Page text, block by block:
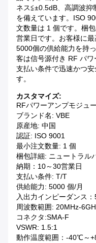
ネス≦±0.5dB、高調波
を備えています。ISO
文数量は 1 個です。梱
営業日です。お客様に
5000個の供給能力を持
客は信号源付き RF パ
支払い条件で迅速かつ
す。
カスタマイズ:
RFパワーアンプモジュ
ブランド名: VBE
原産地: 中国
認証: ISO 9001
最小注文数量: 1 個
梱包詳細: ニュートラル
納期：10～30営業日
支払い条件: T/T
供給能力: 5000 個/月
入出力インピーダンス
周波数範囲: 20MHz-
コネクタ:SMA-F
VSWR: 1.5:1
動作温度範囲：-40℃～